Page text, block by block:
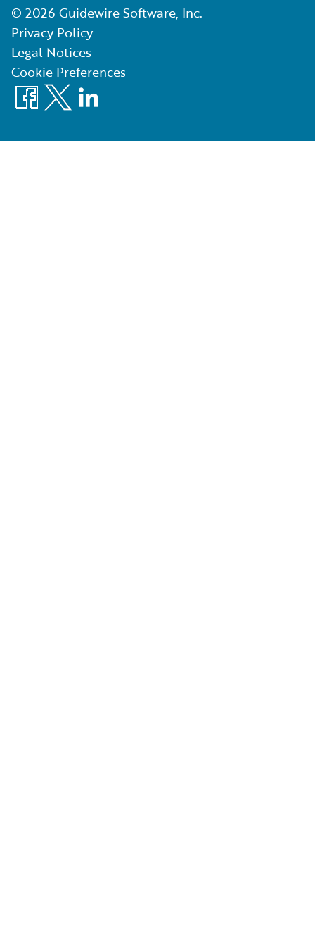
© 2026 Guidewire Software, Inc.
Privacy Policy
Legal Notices
Cookie Preferences
Facebook
X LinkedIn